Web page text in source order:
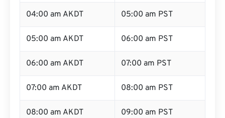
04:00 am AKDT 05:00 am PST
05:00 am AKDT 06:00 am PST
06:00 am AKDT 07:00 am PST
07:00 am AKDT 08:00 am PST
08:00 am AKDT 09:00 am PST